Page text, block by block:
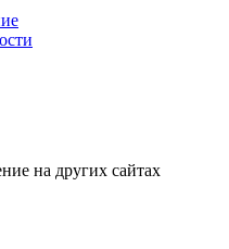
на других сайтах